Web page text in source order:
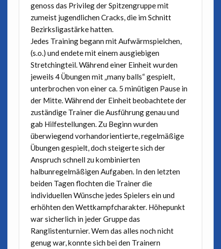
genoss das Privileg der Spitzengruppe mit
zumeist jugendlichen Cracks, die im Schnitt
Bezirksligastärke hatten.
Jedes Training begann mit Aufwärmspielchen,
(s.o.) und endete mit einem ausgiebigen
Stretchingteil. Während einer Einheit wurden
jeweils 4 Übungen mit „many balls“ gespielt,
unterbrochen von einer ca. 5 minütigen Pause in
der Mitte. Während der Einheit beobachtete der
zuständige Trainer die Ausführung genau und
gab Hilfestellungen. Zu Beginn wurden
überwiegend vorhandorientierte, regelmäßige
Übungen gespielt, doch steigerte sich der
Anspruch schnell zu kombinierten
halbunregelmäßigen Aufgaben. In den letzten
beiden Tagen flochten die Trainer die
individuellen Wünsche jedes Spielers ein und
erhöhten den Wettkampfcharakter. Höhepunkt
war sicherlich in jeder Gruppe das
Ranglistenturnier. Wem das alles noch nicht
genug war, konnte sich bei den Trainern